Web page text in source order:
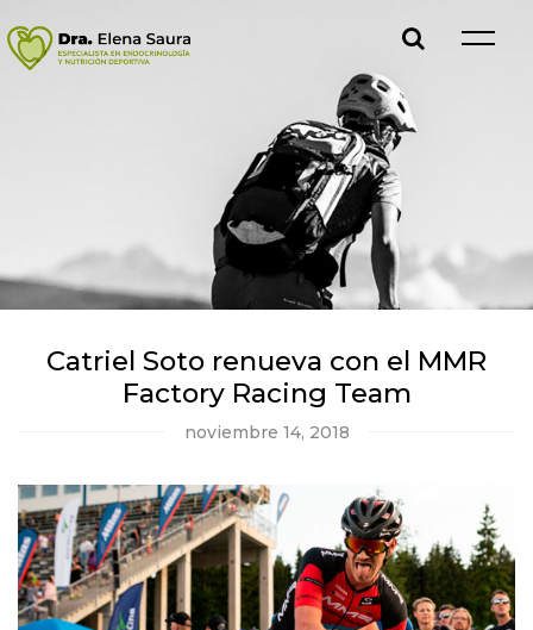
Catriel Soto renueva con el MMR
Factory Racing Team
noviembre 14, 2018